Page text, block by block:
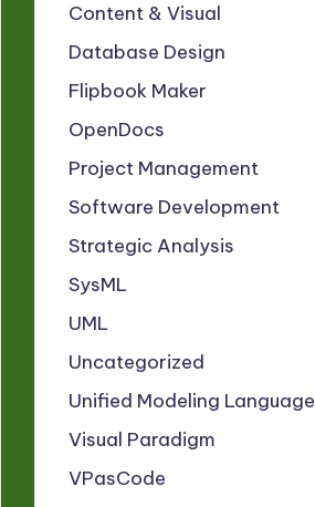
Content & Visual
Database Design
Flipbook Maker
OpenDocs
Project Management
Software Development
Strategic Analysis
SysML
UML
Uncategorized
Unified Modeling Language
Visual Paradigm
VPasCode